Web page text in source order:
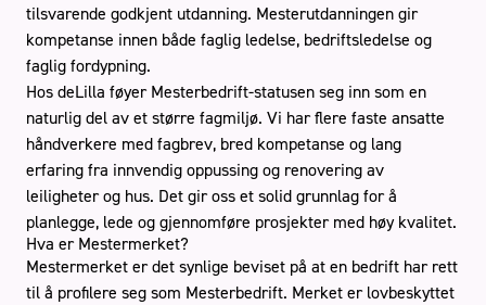
tilsvarende godkjent utdanning. Mesterutdanningen gir
kompetanse innen både faglig ledelse, bedriftsledelse og
faglig fordypning.
Hos deLilla føyer Mesterbedrift-statusen seg inn som en
naturlig del av et større fagmiljø. Vi har flere faste ansatte
håndverkere med fagbrev, bred kompetanse og lang
erfaring fra innvendig oppussing og renovering av
leiligheter og hus. Det gir oss et solid grunnlag for å
planlegge, lede og gjennomføre prosjekter med høy kvalitet.
Hva er Mestermerket?
Mestermerket er det synlige beviset på at en bedrift har rett
til å profilere seg som Mesterbedrift. Merket er lovbeskyttet